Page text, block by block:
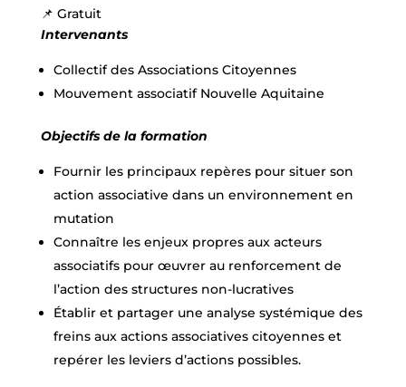
📌 Gratuit
Intervenants
Collectif des Associations Citoyennes
Mouvement associatif Nouvelle Aquitaine
Objectifs de la formation
Fournir les principaux repères pour situer son
action associative dans un environnement en
mutation
Connaître les enjeux propres aux acteurs
associatifs pour œuvrer au renforcement de
l’action des structures non-lucratives
Établir et partager une analyse systémique des
freins aux actions associatives citoyennes et
repérer les leviers d’actions possibles.